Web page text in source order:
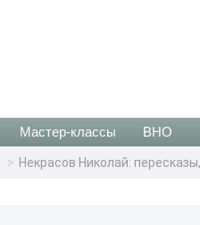
Мастер-классы ВНО
Некрасов Николай: